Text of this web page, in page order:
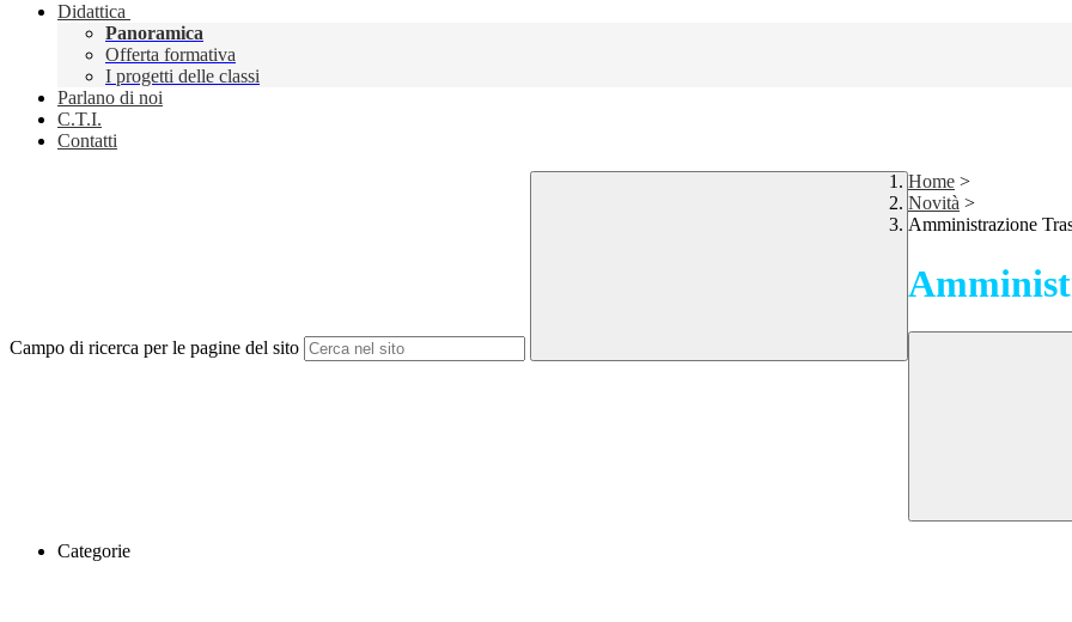
Didattica
Panoramica
Offerta formativa
I progetti delle classi
Parlano di noi
C.T.I.
Contatti
Campo di ricerca per le pagine del sito
Home >
Novità >
Amministrazione
Categorie